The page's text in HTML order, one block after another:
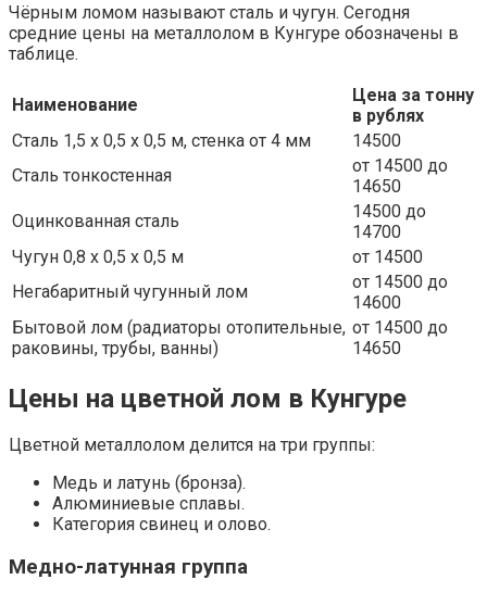
Чёрным ломом называют сталь и чугун. Сегодня
средние цены на металлолом в Кунгуре обозначены в
таблице.
Наименование
Цена за тонну
в рублях
Сталь 1,5 х 0,5 х 0,5 м, стенка от 4 мм
14500
Сталь тонкостенная
от 14500 до
14650
Оцинкованная сталь
14500 до
14700
Чугун 0,8 х 0,5 х 0,5 м
от 14500
Негабаритный чугунный лом
от 14500 до
14600
Бытовой лом (радиаторы отопительные,
раковины, трубы, ванны)
от 14500 до
14650
Цены на цветной лом в Кунгуре
Цветной металлолом делится на три группы:
Медь и латунь (бронза).
Алюминиевые сплавы.
Категория свинец и олово.
Медно-латунная группа